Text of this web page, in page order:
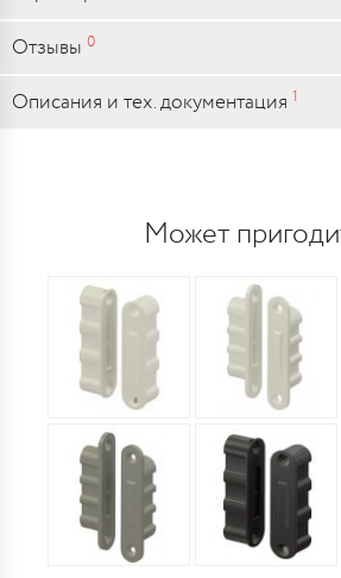
Отзывы 0
Описания и тех. документация 1
Может